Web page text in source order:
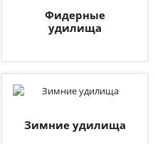
Фидерные
удилища
Зимние удилища